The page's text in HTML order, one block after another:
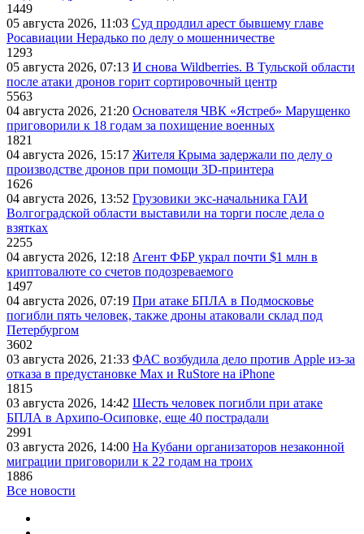
1449
05 августа 2026, 11:03 Суд продлил арест бывшему главе
Росавиации Нерадько по делу о мошенничестве
1293
05 августа 2026, 07:13 И снова Wildberries. В Тульской области
после атаки дронов горит сортировочный центр
5563
04 августа 2026, 21:20 Основателя ЧВК «Ястреб» Марущенко
приговорили к 18 годам за похищение военных
1821
04 августа 2026, 15:17 Жителя Крыма задержали по делу о
производстве дронов при помощи 3D‑принтера
1626
04 августа 2026, 13:52 Грузовики экс-начальника ГАИ
Волгоградской области выставили на торги после дела о
взятках
2255
04 августа 2026, 12:18 Агент ФБР украл почти $1 млн в
криптовалюте со счетов подозреваемого
1497
04 августа 2026, 07:19 При атаке БПЛА в Подмосковье
погибли пять человек, также дроны атаковали склад под
Петербургом
3602
03 августа 2026, 21:33 ФАС возбудила дело против Apple из-за
отказа в предустановке Max и RuStore на iPhone
1815
03 августа 2026, 14:42 Шесть человек погибли при атаке
БПЛА в Архипо-Осиповке, еще 40 пострадали
2991
03 августа 2026, 14:00 На Кубани организаторов незаконной
миграции приговорили к 22 годам на троих
1886
Все новости